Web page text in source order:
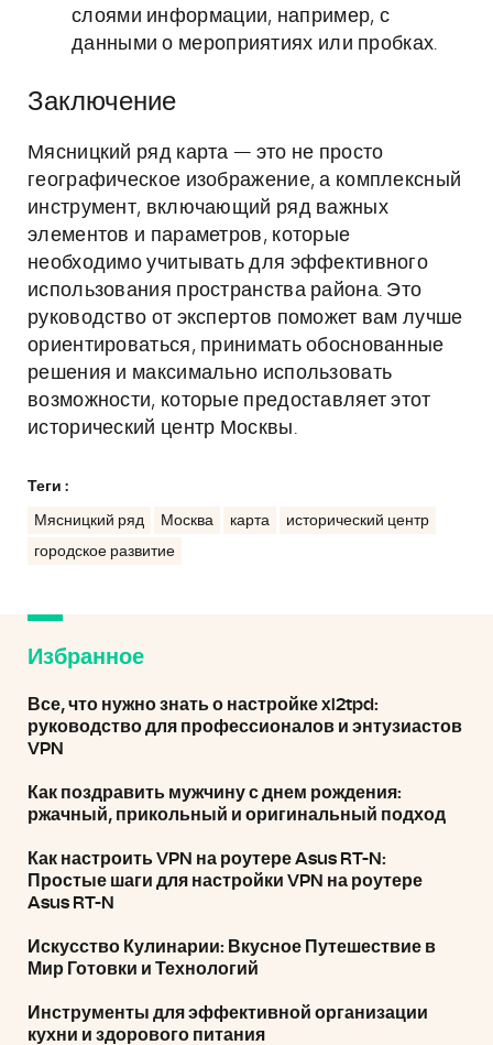
слоями информации, например, с
данными о мероприятиях или пробках.
Заключение
Мясницкий ряд карта — это не просто
географическое изображение, а комплексный
инструмент, включающий ряд важных
элементов и параметров, которые
необходимо учитывать для эффективного
использования пространства района. Это
руководство от экспертов поможет вам лучше
ориентироваться, принимать обоснованные
решения и максимально использовать
возможности, которые предоставляет этот
исторический центр Москвы.
Теги :
Мясницкий ряд Москва карта
исторический центр
городское развитие
Избранное
Все, что нужно знать о настройке xl2tpd:
руководство для профессионалов и энтузиастов
VPN
Как поздравить мужчину с днем рождения:
ржачный, прикольный и оригинальный подход
Как настроить VPN на роутере Asus RT-N:
Простые шаги для настройки VPN на роутере
Asus RT-N
Искусство Кулинарии: Вкусное Путешествие в
Мир Готовки и Технологий
Инструменты для эффективной организации
кухни и здорового питания